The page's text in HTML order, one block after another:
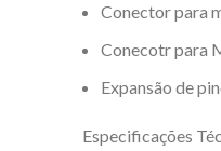
Conector para
Conecotr para
Expansão de
Especificações